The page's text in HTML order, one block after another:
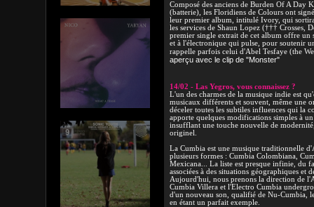
Composé des anciens de Burden Of A Day
(batterie), les Floridiens de Colours ont
leur premier album, intitulé Ivory, qui
les services de Shaun Lopez (††† Crosses,
premier single extrait de cet album offre un
et à l'électronique qui pulse, pour soutenir
rappelle parfois celui d'Abel Tesfaye (the
aperçu avec le clip de "Monster"
14/02 - Las Yegros, vous connaissez ?
L'un des charmes de la musique indie est
musicaux différents et souvent, même une
déceler toutes les subtiles influences qui la
apporte quelques modifications simples à
insufflant une touche nouvelle de
originel.
La Cumbia est une musique traditionnelle
plusieurs formes : Cumbia Colombiana,
Mexicana... La liste est presque infinie, du
associées à des situations géographiques et
Aujourd'hui, nous prenons la direction de
Cumbia Villera et l'Electro Cumbia
d'un nouveau son, qualifié de Nu-Cumbia,
en étant un parfait exemple.